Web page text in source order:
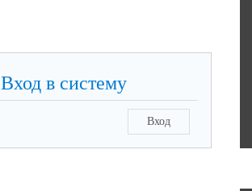
Вход в систему
Вход